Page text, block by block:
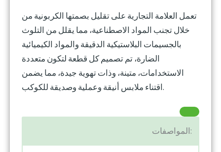
تعمل العلامة التجارية على تقليل بصمتها الكربونية من
خلال تجنب المواد الاصطناعية، مما يقلل من التلوث
بالجسيمات البلاستيكية الدقيقة والمواد الكيميائية
الضارة، تم تصميم كل قطعة لتكون متعددة
الاستخدامات، متينة، وذات تهوية جيدة، مما يضمن
اقتناء ملابس أنيقة وعملية وصديقة للكوكب.
المواصفات: